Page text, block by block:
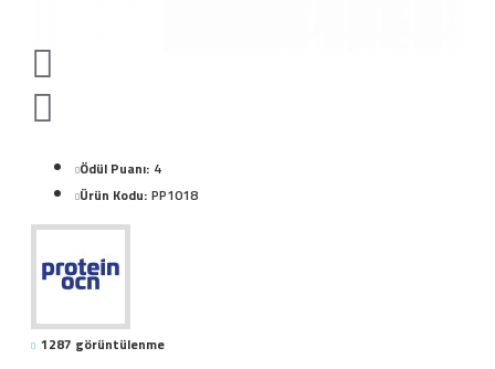
Ödül Puanı: 4
Ürün Kodu: PP1018
1287 görüntülenme